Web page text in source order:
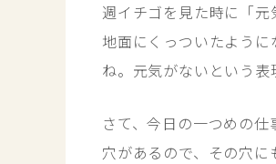
週イチゴを見た時に「
地面にくっついたよう
ね。元気がないという表
さて、今日の一つめの
穴があるので、その穴